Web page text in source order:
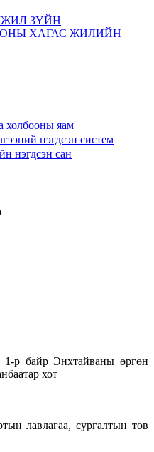
ЗҮЙН
ОНЫ ХАГАС ЖИЛИЙН
холбооны яам
нэгдсэн систем
нэгдсэн сан
р байр Энхтайваны өргөн
хот
лавлагаа, сургалтын төв